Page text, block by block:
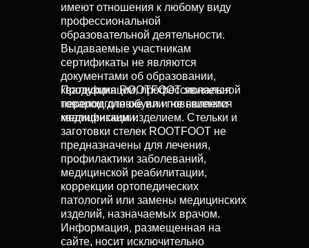
имеют отношения к любому виду
профессиональной
образовательной деятельности.
Выдаваемые участникам
сертификаты не являются
документами об образовании,
квалификации, профессиональной
переподготовке или повышении
квалификации.
Продукция ROOTFOOT является
товаром для обуви и не является
медицинским изделием. Стельки и
заготовки стелек ROOTFOOT не
предназначены для лечения,
профилактики заболеваний,
медицинской реабилитации,
коррекции ортопедических
патологий или замены медицинских
изделий, назначаемых врачом.
Информация, размещенная на
сайте, носит исключительно